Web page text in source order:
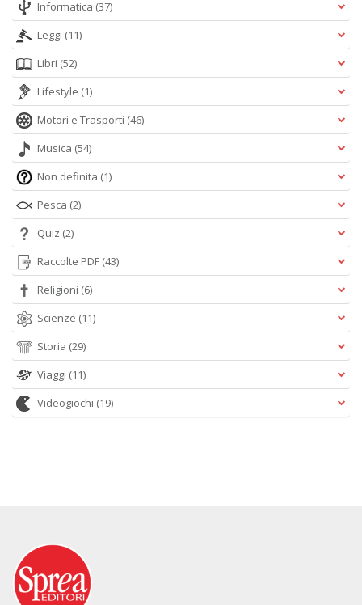
Informatica (37)
Leggi (11)
Libri (52)
Lifestyle (1)
Motori e Trasporti (46)
Musica (54)
Non definita (1)
Pesca (2)
Quiz (2)
Raccolte PDF (43)
Religioni (6)
Scienze (11)
Storia (29)
Viaggi (11)
Videogiochi (19)